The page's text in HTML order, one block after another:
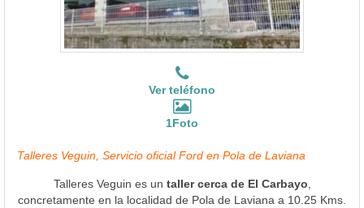
Ver teléfono
1Foto
Talleres Veguin, Servicio oficial Ford en Pola de Laviana
Talleres Veguin es un taller cerca de El Carbayo
concretamente en la localidad de Pola de Laviana a 10.25 Kms.